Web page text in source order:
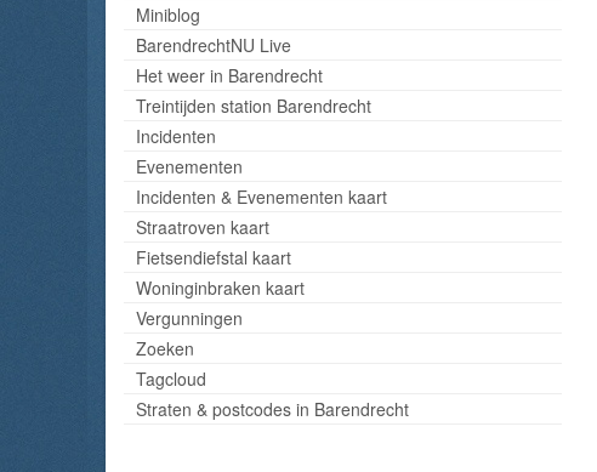
Miniblog
BarendrechtNU Live
Het weer in Barendrecht
Treintijden station Barendrecht
Incidenten
Evenementen
Incidenten & Evenementen kaart
Straatroven kaart
Fietsendiefstal kaart
Woninginbraken kaart
Vergunningen
Zoeken
Tagcloud
Straten & postcodes in Barendrecht